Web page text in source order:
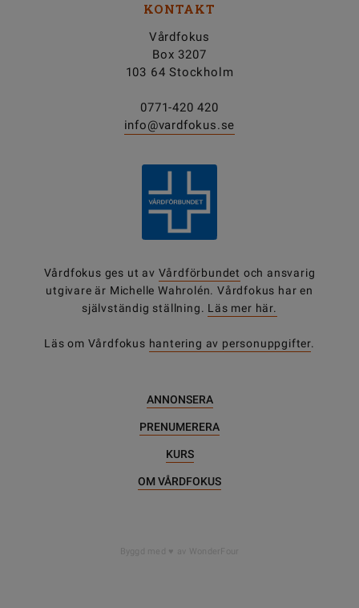
KONTAKT
Vårdfokus
Box 3207
103 64 Stockholm
0771-420 420
info@vardfokus.se
Vårdfokus ges ut av Vårdförbundet och ansvarig
utgivare är Michelle Wahrolén. Vårdfokus har en
självständig ställning. Läs mer här.
Läs om Vårdfokus hantering av personuppgifter.
ANNONSERA
PRENUMERERA
KURS
OM VÅRDFOKUS
Byggd med av WonderFour